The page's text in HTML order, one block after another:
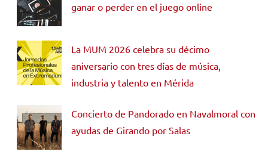
ganar o perder en el juego online
La MUM 2026 celebra su décimo
aniversario con tres días de música,
industria y talento en Mérida
Concierto de Pandorado en Navalmoral con
ayudas de Girando por Salas